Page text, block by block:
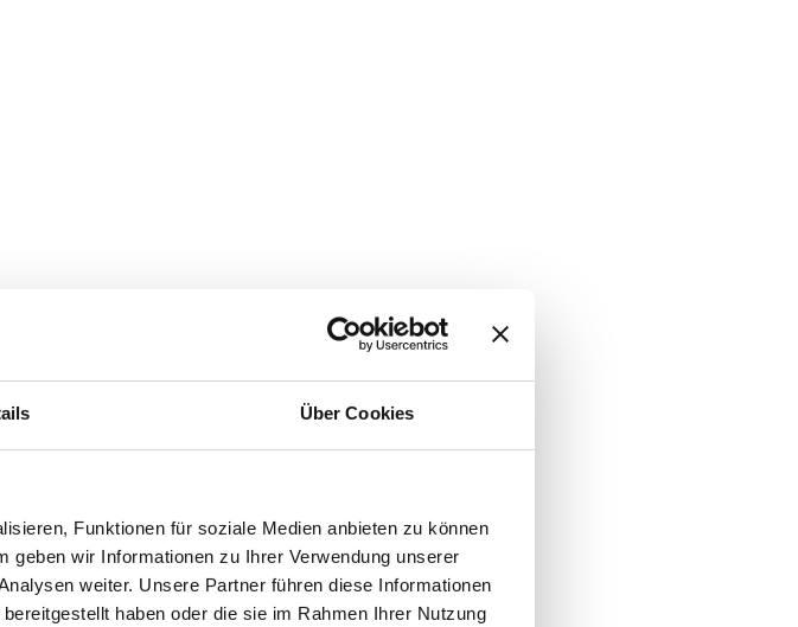
Über Cookies
Funktionen für soziale Medien anbieten zu können
geben wir Informationen zu Ihrer Verwendung unserer
weiter. Unsere Partner führen diese Informationen
haben oder die sie im Rahmen Ihrer Nutzung
jobninja.com(see the browser consolefor more information).